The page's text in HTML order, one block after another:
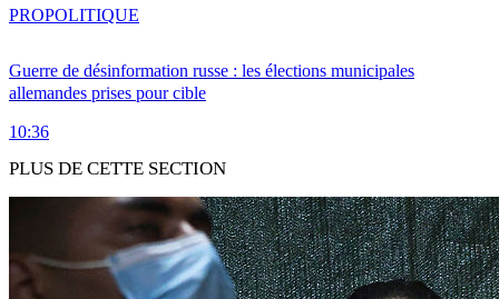
Guerre de désinformation russe : les élections municipales
allemandes prises pour cible
10:36
PROPOLITIQUE
PLUS DE CETTE SECTION